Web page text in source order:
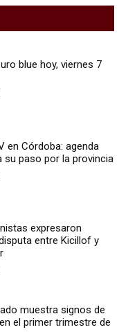
blue hoy, viernes 7
en Córdoba: agenda
su paso por la provincia
expresaron
entre Kicillof y
muestra signos de
el primer trimestre de